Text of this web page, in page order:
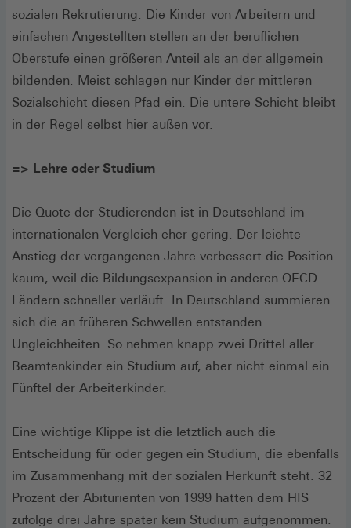
sozialen Rekrutierung: Die Kinder von Arbeitern und
einfachen Angestellten stellen an der beruflichen
Oberstufe einen größeren Anteil als an der allgemein
bildenden. Meist schlagen nur Kinder der mittleren
Sozialschicht diesen Pfad ein. Die untere Schicht bleibt
in der Regel selbst hier außen vor.
=> Lehre oder Studium
Die Quote der Studierenden ist in Deutschland im
internationalen Vergleich eher gering. Der leichte
Anstieg der vergangenen Jahre verbessert die Position
kaum, weil die Bildungsexpansion in anderen OECD-
Ländern schneller verläuft. In Deutschland summieren
sich die an früheren Schwellen entstanden
Ungleichheiten. So nehmen knapp zwei Drittel aller
Beamtenkinder ein Studium auf, aber nicht einmal ein
Fünftel der Arbeiterkinder.
Eine wichtige Klippe ist die letztlich auch die
Entscheidung für oder gegen ein Studium, die ebenfalls
im Zusammenhang mit der sozialen Herkunft steht. 32
Prozent der Abiturienten von 1999 hatten dem HIS
zufolge drei Jahre später kein Studium aufgenommen.